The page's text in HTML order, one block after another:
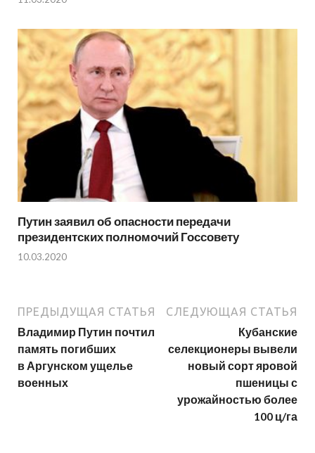
Путин заявил об опасности передачи
президентских полномочий Госсовету
10.03.2020
ПРЕДЫДУЩАЯ СТАТЬЯ
Владимир Путин почтил
память погибших
в Аргунском ущелье
военных
СЛЕДУЮЩАЯ СТАТЬЯ
Кубанские
селекционеры вывели
новый сорт яровой
пшеницы с
урожайностью более
100 ц/га